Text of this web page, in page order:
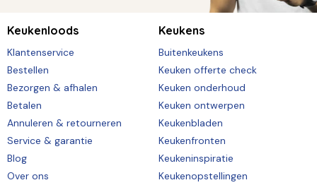
Keukenloods
Klantenservice
Bestellen
Bezorgen & afhalen
Betalen
Annuleren & retourneren
Service & garantie
Blog
Over ons
Keukens
Buitenkeukens
Keuken offerte check
Keuken onderhoud
Keuken ontwerpen
Keukenbladen
Keukenfronten
Keukeninspiratie
Keukenopstellingen